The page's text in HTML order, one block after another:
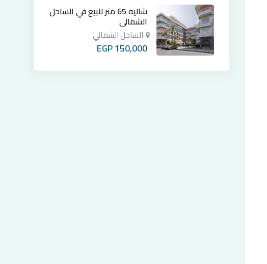
شاليه 65 متر للبيع في الساحل
الشمالي
الساحل الشمالي
EGP150,000